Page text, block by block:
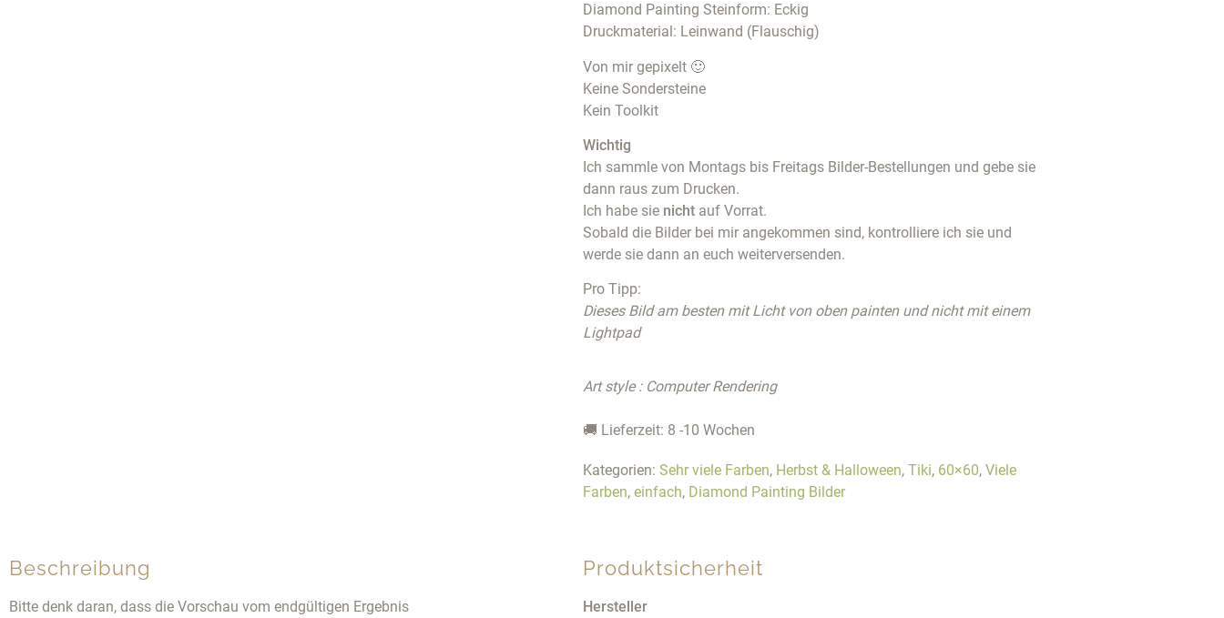
Diamond Painting Steinform: Eckig
Druckmaterial: Leinwand (Flauschig)
Von mir gepixelt 🙂
Keine Sondersteine
Kein Toolkit
Wichtig
Ich sammle von Montags bis Freitags Bilder-Bestellungen und gebe sie
dann raus zum Drucken.
Ich habe sie nicht auf Vorrat.
Sobald die Bilder bei mir angekommen sind, kontrolliere ich sie und
werde sie dann an euch weiterversenden.
Pro Tipp:
Dieses Bild am besten mit Licht von oben painten und nicht mit einem
Lightpad
Art style : Computer Rendering
🚚 Lieferzeit: 8 -10 Wochen
Kategorien: Sehr viele Farben, Herbst & Halloween, Tiki, 60×60, Viele
Farben, einfach, Diamond Painting Bilder
Beschreibung
Bitte denk daran, dass die Vorschau vom endgültigen Ergebnis
Produktsicherheit
Hersteller